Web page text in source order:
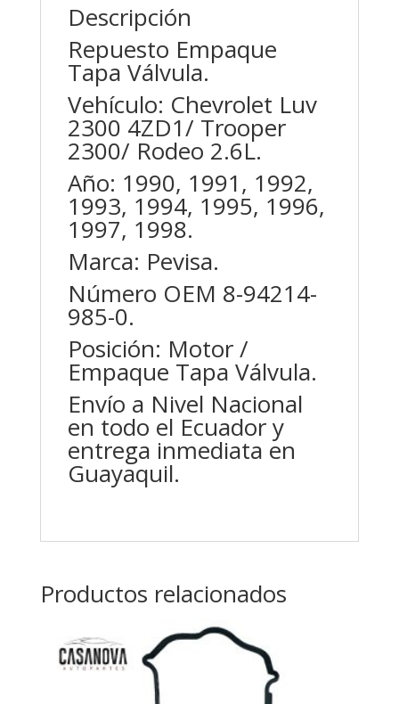
Descripción
Repuesto Empaque
Tapa Válvula.
Vehículo: Chevrolet Luv
2300 4ZD1/ Trooper
2300/ Rodeo 2.6L.
Año: 1990, 1991, 1992,
1993, 1994, 1995, 1996,
1997, 1998.
Marca: Pevisa.
Número OEM 8-94214-
985-0.
Posición: Motor /
Empaque Tapa Válvula.
Envío a Nivel Nacional
en todo el Ecuador y
entrega inmediata en
Guayaquil.
Productos relacionados